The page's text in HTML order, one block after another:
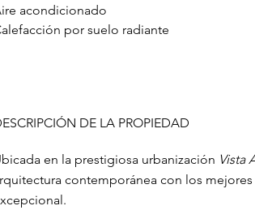
acondicionado
por suelo radiante
DE LA PROPIEDAD
en la prestigiosa urbanización Vista
contemporánea con los